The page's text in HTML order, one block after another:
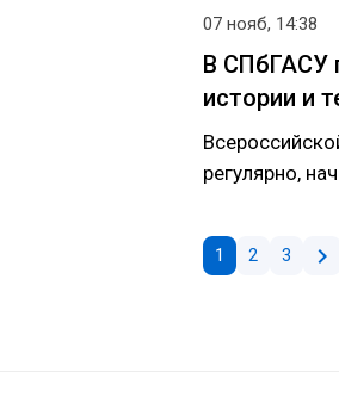
07 нояб, 14:38
В СПбГАСУ
истории и
регулярно,
1 2 3 chevron_right